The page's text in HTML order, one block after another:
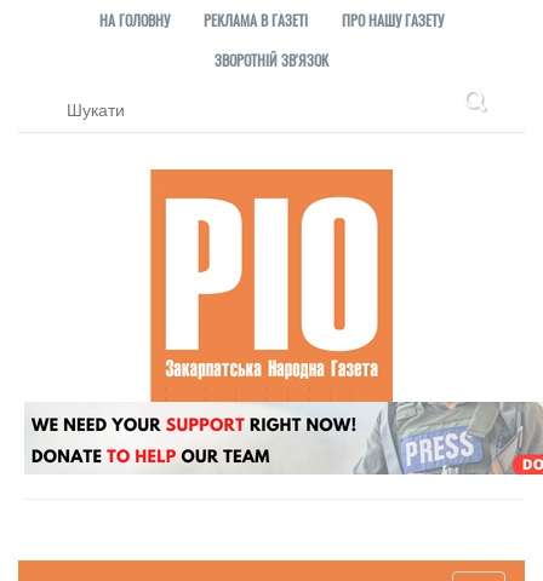
НА ГОЛОВНУ РЕКЛАМА В ГАЗЕТІ
ПРО НАШУ ГАЗЕТУ
ЗВОРОТНІЙ ЗВ'ЯЗОК